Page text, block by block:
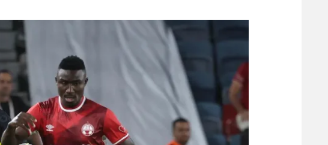
תקנון משתתפים וזוכים בפרסים
תקנון עבור פעילות אלקטרה
תקנון עבור פעילות ספורט 1 – "מרלן"
גיימינג E-Sports
תנאי שימוש
הפועל תל אביב
הפועל באר שבע
מכבי נתניה
בני יהודה